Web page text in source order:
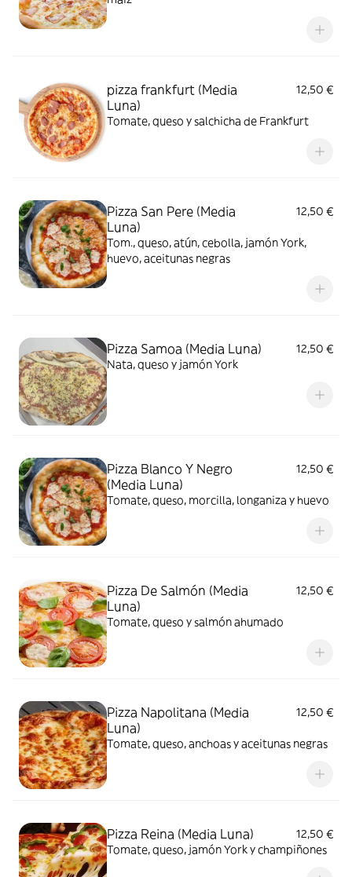
pizza frankfurt (Media
Luna)
12,50 €
Tomate, queso y salchicha de Frankfurt
Pizza San Pere (Media
Luna)
12,50 €
Tom., queso, atún, cebolla, jamón York,
huevo, aceitunas negras
Pizza Samoa (Media Luna)
12,50 €
Nata, queso y jamón York
Pizza Blanco Y Negro
(Media Luna)
12,50 €
Tomate, queso, morcilla, longaniza y huevo
Pizza De Salmón (Media
Luna)
12,50 €
Tomate, queso y salmón ahumado
Pizza Napolitana (Media
Luna)
12,50 €
Tomate, queso, anchoas y aceitunas negras
Pizza Reina (Media Luna)
12,50 €
Tomate, queso, jamón York y champiñones